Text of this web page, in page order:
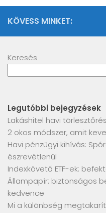
KÖVESS MINKET:
Keresés
Legutóbbi bejegyzések
Lakáshitel havi
2 okos módszer, amit
Havi pénzügyi kihívás:
észrevétlenül
Indexkövető ETF-ek:
Állampapír: biztonságos
kedvence
Mi a különbség